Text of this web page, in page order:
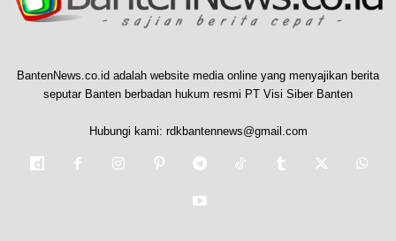
BantenNews.co.id adalah website media online yang menyajikan berita
seputar Banten berbadan hukum resmi PT Visi Siber Banten
Hubungi kami: rdkbantennews@gmail.com